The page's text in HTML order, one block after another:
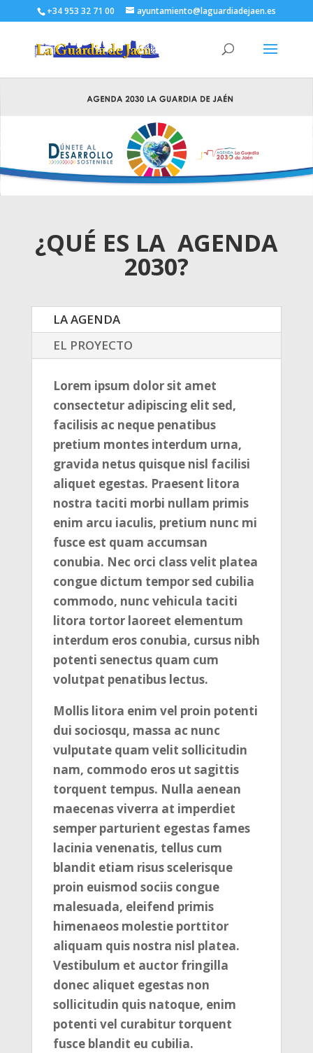
+34 953 32 71 00 ayuntamiento@laguardiadejaen.es
¿QUÉ ES LA AGENDA
2030?
LA AGENDA
EL PROYECTO
Lorem ipsum dolor sit amet
consectetur adipiscing elit sed,
facilisis ac neque penatibus
pretium montes interdum urna,
gravida netus quisque nisl facilisi
aliquet egestas. Praesent litora
nostra taciti morbi nullam primis
enim arcu iaculis, pretium nunc mi
fusce est quam accumsan
conubia. Nec orci class velit platea
congue dictum tempor sed cubilia
commodo, nunc vehicula taciti
litora tortor laoreet elementum
interdum eros conubia, cursus nibh
potenti senectus quam cum
volutpat penatibus lectus.
Mollis litora enim vel proin potenti
dui sociosqu, massa ac nunc
vulputate quam velit sollicitudin
nam, commodo eros ut sagittis
torquent tempus. Nulla aenean
maecenas viverra at imperdiet
semper parturient egestas fames
lacinia venenatis, tellus cum
blandit etiam risus scelerisque
proin euismod sociis congue
malesuada, eleifend primis
himenaeos molestie porttitor
aliquam quis nostra nisl platea.
Vestibulum et auctor fringilla
donec aliquet egestas non
sollicitudin quis natoque, enim
potenti vel curabitur torquent
fusce blandit eu cubilia.